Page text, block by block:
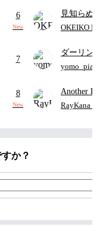
보입니다.
레이아웃을 만들었습
므로 악보 번호를 직접
6
New
見知ら
ャツが乾
OKEIKO
7
ダーリン
APPLE (
8
New
Another
Hurwitz
RayKana
か？